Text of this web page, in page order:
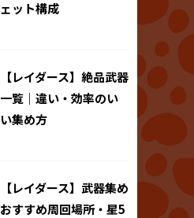
ェット構成
【レイダース】絶品武器
一覧｜違い・効率のい
い集め方
【レイダース】武器集め
おすすめ周回場所・星5